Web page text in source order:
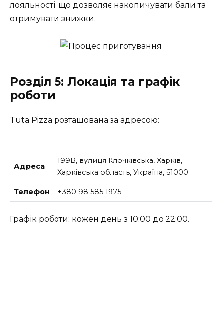
лояльності, що дозволяє накопичувати бали та
отримувати знижки.
Розділ 5: Локація та графік
роботи
Tuta Pizza розташована за адресою:
Адреса
199B, вулиця Клочківська, Харків,
Харківська область, Україна, 61000
Телефон +380 98 585 1975
Графік роботи: кожен день з 10:00 до 22:00.